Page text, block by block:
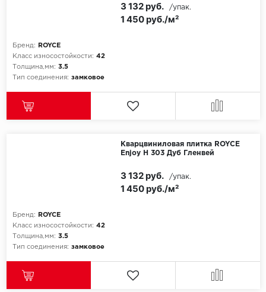
Бренд:
ROYCE
Класс износостойкости: 42
Толщина,мм: 3.5
Тип соединения: замковое
1 450 руб./м²
3 132 руб. /упак.
Кварцвиниловая плитка ROYCE
Enjoy Н 303 Дуб Гленвей
Бренд:
ROYCE
Класс износостойкости: 42
Толщина,мм: 3.5
Тип соединения: замковое
1 450 руб./м²
3 132 руб. /упак.